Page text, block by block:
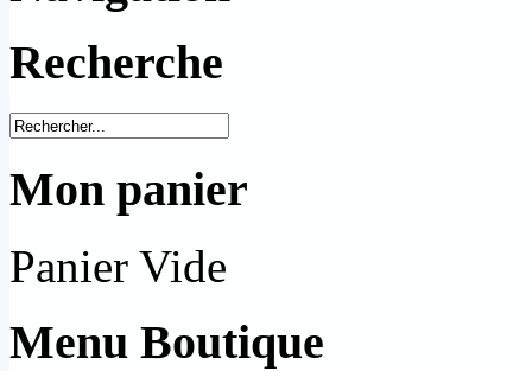
Recherche
Mon panier
Panier Vide
Menu Boutique